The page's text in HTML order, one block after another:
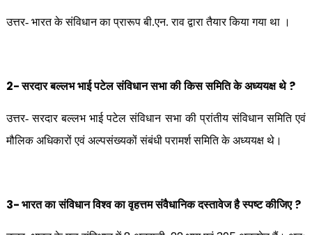
उत्तर- भारत के संविधान का प्रारूप बी.एन. राव द्वारा तैयार किया गया था ।
2-सरदार बल्लभ भाई पटेल संविधान सभा की किस समिति के अध्ययक्ष थे ?
उत्तर- सरदार बल्लभ भाई पटेल संविधान सभा की प्रांतीय संविधान समिति एवं
मौलिक अधिकारों एवं अल्पसंख्यकों संबंधी परामर्श समिति के अध्ययक्ष थे।
3- भारत का संविधान विश्व का वृहत्तम संवैधानिक दस्तावेज है स्पष्ट कीजिए ?